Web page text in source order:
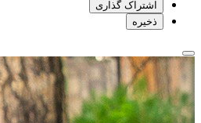
اشتراک گذاری
ذخیره